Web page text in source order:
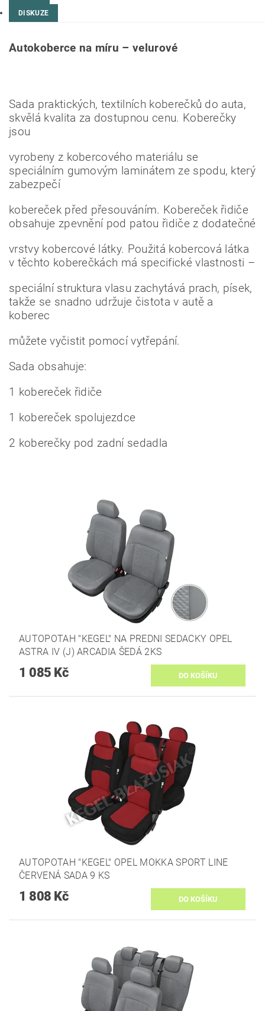
DISKUZE
Autokoberce na míru – velurové
Sada praktických, textilních koberečků do auta,
skvělá kvalita za dostupnou cenu. Koberečky
jsou
vyrobeny z kobercového materiálu se
speciálním gumovým laminátem ze spodu, který
zabezpečí
kobereček před přesouváním. Kobereček řidiče
obsahuje zpevnění pod patou řidiče z dodatečné
vrstvy kobercové látky. Použitá kobercová látka
v těchto koberečkách má specifické vlastnosti –
speciální struktura vlasu zachytává prach, písek,
takže se snadno udržuje čistota v autě a
koberec
můžete vyčistit pomocí vytřepání.
Sada obsahuje:
1 kobereček řidiče
1 kobereček spolujezdce
2 koberečky pod zadní sedadla
AUTOPOTAH "KEGEL" NA PREDNI SEDACKY OPEL
ASTRA IV (J) ARCADIA ŠEDÁ 2KS
1 085 Kč
AUTOPOTAH "KEGEL" OPEL MOKKA SPORT LINE
ČERVENÁ SADA 9 KS
1 808 Kč